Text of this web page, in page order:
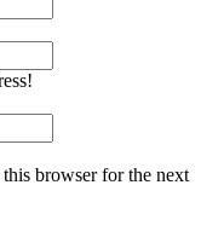
browser for the next